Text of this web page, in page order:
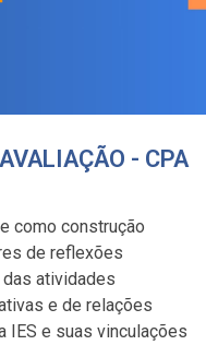
- CPA
como construção
de reflexões
atividades
e de relações
IES e suas vinculações